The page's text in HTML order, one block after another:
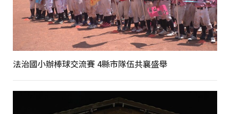
法治國小辦棒球交流賽 4縣市隊伍共襄盛舉